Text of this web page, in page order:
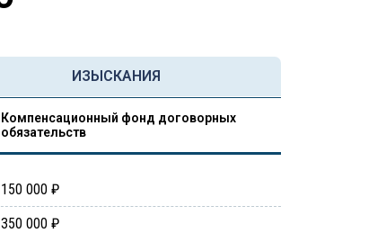
ИЗЫСКАНИЯ
Компенсационный фонд договорных
обязательств
150 000 ₽
350 000 ₽